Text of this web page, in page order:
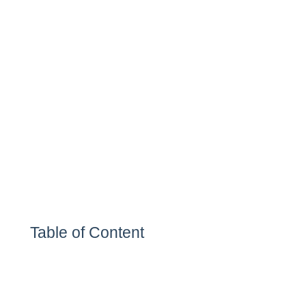
Table of Content